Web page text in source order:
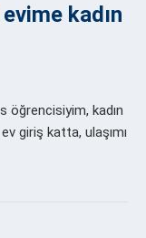
kadın
öğrencisiyim, kadın
giriş katta, ulaşımı